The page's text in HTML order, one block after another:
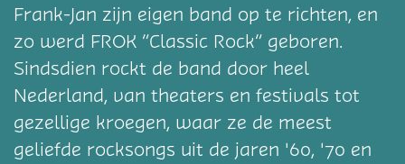
Frank-Jan zijn eigen band op te richten, en
zo werd FROK “Classic Rock” geboren.
Sindsdien rockt de band door heel
Nederland, van theaters en festivals tot
gezellige kroegen, waar ze de meest
geliefde rocksongs uit de jaren '60, '70 en